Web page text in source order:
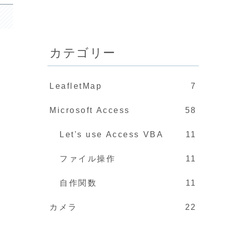
カテゴリー
LeafletMap 7
Microsoft Access 58
Let's use Access VBA 11
ファイル操作 11
自作関数 11
カメラ 22